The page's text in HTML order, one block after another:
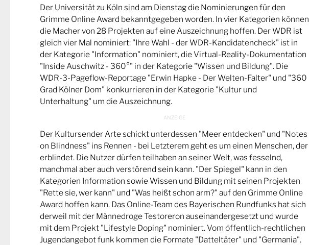
Der Universität zu Köln sind am Dienstag die Nominierungen für den
Grimme Online Award bekanntgegeben worden. In vier Kategorien können
die Macher von 28 Projekten auf eine Auszeichnung hoffen. Der WDR ist
gleich vier Mal nominiert: "Ihre Wahl - der WDR-Kandidatencheck" ist in
der Kategorie "Information" nominiert, die Virtual-Reality-Dokumentation
"Inside Auschwitz - 360°" in der Kategorie "Wissen und Bildung". Die
WDR-3-Pageflow-Reportage "Erwin Hapke - Der Welten-Falter" und "360
Grad Kölner Dom" konkurrieren in der Kategorie "Kultur und
Unterhaltung" um die Auszeichnung.
Der Kultursender Arte schickt unterdessen "Meer entdecken" und "Notes
on Blindness" ins Rennen - bei Letzterem geht es um einen Menschen, der
erblindet. Die Nutzer dürfen teilhaben an seiner Welt, was fesselnd,
manchmal aber auch verstörend sein kann. "Der Spiegel" kann in den
Kategorien Information sowie Wissen und Bildung mit seinen Projekten
"Rette sie, wer kann" und "Was heißt schon arm?" auf den Grimme Online
Award hoffen kann. Das Online-Team des Bayerischen Rundfunks hat sich
derweil mit der Männedroge Testoreron auseinandergesetzt und wurde
mit dem Projekt "Lifestyle Doping" nominiert. Vom öffentlich-rechtlichen
Jugendangebot funk kommen die Formate "Datteltäter" und "Germania".